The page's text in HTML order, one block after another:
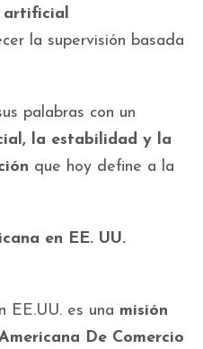
artificial
la supervisión basada
palabras con un
la estabilidad y la
que hoy define a la
en EE. UU.
EE.UU. es una misión
De Comercio